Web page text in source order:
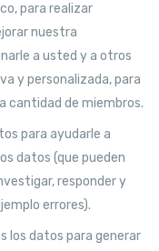
para realizar
nuestra
a usted y a otros
y personalizada, para
cantidad de miembros.
para ayudarle a
datos (que pueden
responder y
errores).
los datos para generar